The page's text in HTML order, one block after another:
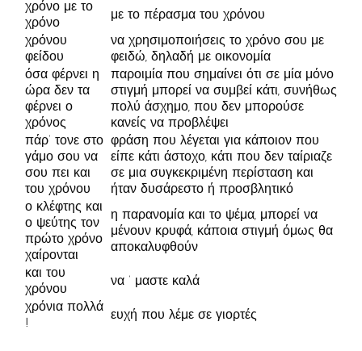
χρόνο με το
χρόνο
με το πέρασμα του χρόνου
χρόνου
φείδου
να χρησιμοποιήσεις το χρόνο σου με
φειδώ, δηλαδή με οικονομία
όσα φέρνει η
ώρα δεν τα
φέρνει ο
χρόνος
παροιμία που σημαίνει ότι σε μία μόνο
στιγμή μπορεί να συμβεί κάτι, συνήθως
πολύ άσχημο, που δεν μπορούσε
κανείς να προβλέψει
πάρ’ τονε στο
γάμο σου να
σου πει και
του χρόνου
φράση που λέγεται για κάποιον που
είπε κάτι άστοχο, κάτι που δεν ταίριαζε
σε μια συγκεκριμένη περίσταση και
ήταν δυσάρεστο ή προσβλητικό
ο κλέφτης και
ο ψεύτης τον
πρώτο χρόνο
χαίρονται
η παρανομία και το ψέμα, μπορεί να
μένουν κρυφά, κάποια στιγμή όμως θα
αποκαλυφθούν
και του
χρόνου
να ‘ μαστε καλά
χρόνια πολλά
!
ευχή που λέμε σε γιορτές